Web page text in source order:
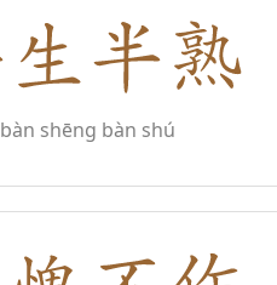
bàn shēng bàn shú